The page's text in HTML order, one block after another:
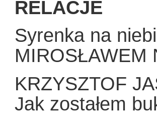
RELACJE
Syrenka na
MIROSŁAWEM
KRZYSZTOF
Jak zostałem